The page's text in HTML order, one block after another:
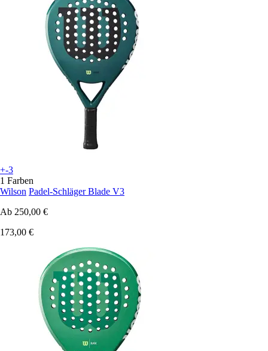
+-3
1 Farben
Wilson Padel-Schläger Blade V3
Ab 250,00 €
173,00 €